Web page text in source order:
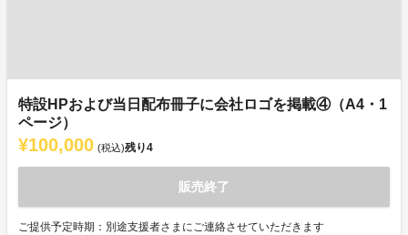
特設HPおよび当日配布冊子に会社ロゴを掲載④（A4・1
ページ）
¥100,000 (税込)残り4
販売終了
ご提供予定時期：別途支援者さまにご連絡させていただきます